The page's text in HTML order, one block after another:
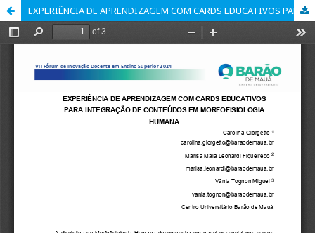
EXPERIÊNCIA DE APRENDIZAGEM COM CARDS EDUCATIVOS PARA INTEGRAÇÃO DE CONTEÚDOS EM MORFOFISIOLOGIA HUMANA